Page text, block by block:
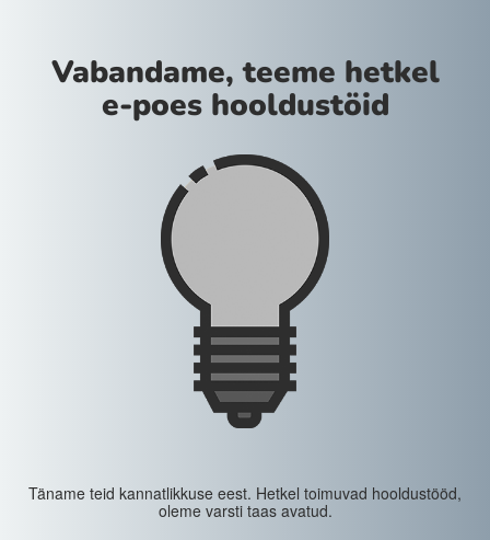
Vabandame, teeme hetkel
e-poes hooldustöid
Täname teid kannatlikkuse eest. Hetkel toimuvad hooldustööd,
oleme varsti taas avatud.